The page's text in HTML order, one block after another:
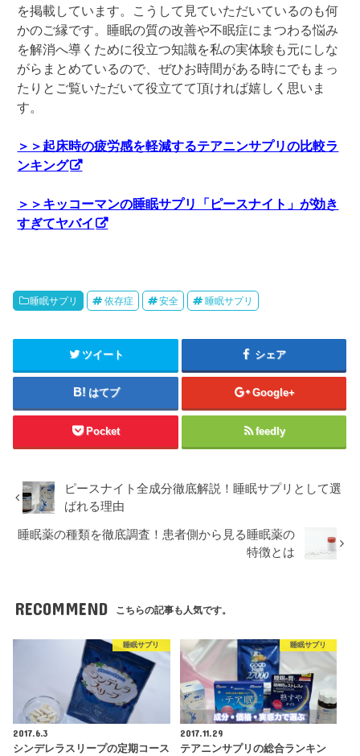
を掲載しています。こうして見ていただいているのも何
かのご縁です。睡眠の質の改善や不眠症にまつわる悩み
を解消へ導くために役立つ知識を私の実体験も元にしな
がらまとめているので、ぜひお時間がある時にでもまっ
たりとご覧いただいて役立てて頂ければ嬉しく思いま
す。
＞＞起床時の疲労感を軽減するテアニンサプリの比較ラ
ンキング
＞＞キッコーマンの睡眠サプリ「ピースナイト」が効き
すぎてヤバイ
睡眠サプリ 依存症 安全 睡眠サプリ
ツイート シェア
はてブ Google+
Pocket feedly
ピースナイト全成分徹底解説！睡眠サプリとして選
ばれる理由
睡眠薬の種類を徹底調査！患者側から見る睡眠薬の
特徴とは
RECOMMEND こちらの記事も人気です。
睡眠サプリ
2017.6.3
シンデレラスリープの定期コース
睡眠サプリ
2017.11.29
テアニンサプリの総合ランキン